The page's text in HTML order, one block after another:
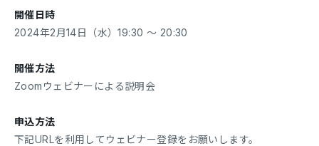
開催日時
2024年2月14日（水）19:30 ～ 20:30
開催方法
Zoomウェビナーによる説明会
申込方法
下記URLを利用してウェビナー登録をお願いします。